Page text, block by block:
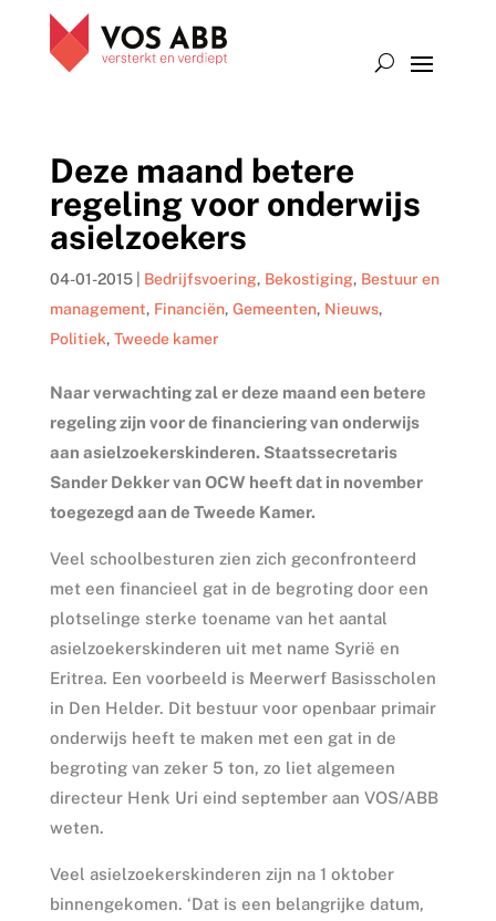
Deze maand betere
regeling voor onderwijs
asielzoekers
04-01-2015| Bedrijfsvoering, Bekostiging, Bestuur en
management, Financiën, Gemeenten, Nieuws,
Politiek, Tweede kamer
Naar verwachting zal er deze maand een betere
regeling zijn voor de financiering van onderwijs
aan asielzoekerskinderen. Staatssecretaris
Sander Dekker van OCW heeft dat in november
toegezegd aan de Tweede Kamer.
Veel schoolbesturen zien zich geconfronteerd
met een financieel gat in de begroting door een
plotselinge sterke toename van het aantal
asielzoekerskinderen uit met name Syrië en
Eritrea. Een voorbeeld is Meerwerf Basisscholen
in Den Helder. Dit bestuur voor openbaar primair
onderwijs heeft te maken met een gat in de
begroting van zeker 5 ton, zo liet algemeen
directeur Henk Uri eind september aan VOS/ABB
weten.
Veel asielzoekerskinderen zijn na 1 oktober
binnengekomen. ‘Dat is een belangrijke datum,